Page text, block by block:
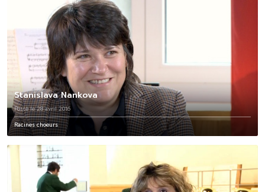
Stanislava Nankova
Posté le 28 avril 2016
Racines choeurs